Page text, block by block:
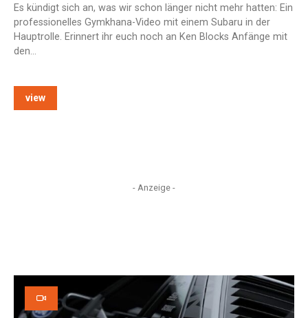
Es kündigt sich an, was wir schon länger nicht mehr hatten: Ein
professionelles Gymkhana-Video mit einem Subaru in der
Hauptrolle. Erinnert ihr euch noch an Ken Blocks Anfänge mit
den…
view
- Anzeige -